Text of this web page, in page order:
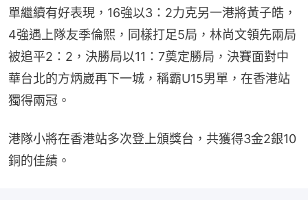
單繼續有好表現，16強以3：2力克另一港將黃子皓，
4強遇上隊友季倫熙，同樣打足5局，林尚文領先兩局
被追平2：2，決勝局以11：7奠定勝局，決賽面對中
華台北的方炳崴再下一城，稱霸U15男單，在香港站
獨得兩冠。
港隊小將在香港站多次登上頒獎台，共獲得3金2銀10
銅的佳績。